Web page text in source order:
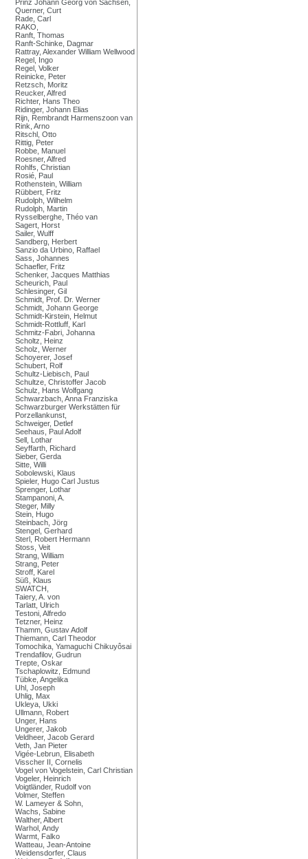
Prinz Johann Georg von Sachsen,
Querner, Curt
Rade, Carl
RAKO,
Ranft, Thomas
Ranft-Schinke, Dagmar
Rattray, Alexander William Wellwood
Regel, Ingo
Regel, Volker
Reinicke, Peter
Retzsch, Moritz
Reucker, Alfred
Richter, Hans Theo
Ridinger, Johann Elias
Rijn, Rembrandt Harmenszoon van
Rink, Arno
Ritschl, Otto
Rittig, Peter
Robbe, Manuel
Roesner, Alfred
Rohlfs, Christian
Rosié, Paul
Rothenstein, William
Rübbert, Fritz
Rudolph, Wilhelm
Rudolph, Martin
Rysselberghe, Théo van
Sagert, Horst
Sailer, Wulff
Sandberg, Herbert
Sanzio da Urbino, Raffael
Sass, Johannes
Schaefler, Fritz
Schenker, Jacques Matthias
Scheurich, Paul
Schlesinger, Gil
Schmidt, Prof. Dr. Werner
Schmidt, Johann George
Schmidt-Kirstein, Helmut
Schmidt-Rottluff, Karl
Schmitz-Fabri, Johanna
Scholtz, Heinz
Scholz, Werner
Schoyerer, Josef
Schubert, Rolf
Schultz-Liebisch, Paul
Schultze, Christoffer Jacob
Schulz, Hans Wolfgang
Schwarzbach, Anna Franziska
Schwarzburger Werkstätten für
Porzellankunst,
Schweiger, Detlef
Seehaus, Paul Adolf
Sell, Lothar
Seyffarth, Richard
Sieber, Gerda
Sitte, Willi
Sobolewski, Klaus
Spieler, Hugo Carl Justus
Sprenger, Lothar
Stampanoni, A.
Steger, Milly
Stein, Hugo
Steinbach, Jörg
Stengel, Gerhard
Sterl, Robert Hermann
Stoss, Veit
Strang, William
Strang, Peter
Stroff, Karel
Süß, Klaus
SWATCH,
Taiery, A. von
Tarlatt, Ulrich
Testoni, Alfredo
Tetzner, Heinz
Thamm, Gustav Adolf
Thiemann, Carl Theodor
Tomochika, Yamaguchi Chikuyôsai
Trendafilov, Gudrun
Trepte, Oskar
Tschaplowitz, Edmund
Tübke, Angelika
Uhl, Joseph
Uhlig, Max
Ukleya, Ukki
Ullmann, Robert
Unger, Hans
Ungerer, Jakob
Veldheer, Jacob Gerard
Veth, Jan Pieter
Vigée-Lebrun, Elisabeth
Visscher II, Cornelis
Vogel von Vogelstein, Carl Christian
Vogeler, Heinrich
Voigtländer, Rudolf von
Volmer, Steffen
W. Lameyer & Sohn,
Wachs, Sabine
Walther, Albert
Warhol, Andy
Warmt, Falko
Watteau, Jean-Antoine
Weidensdorfer, Claus